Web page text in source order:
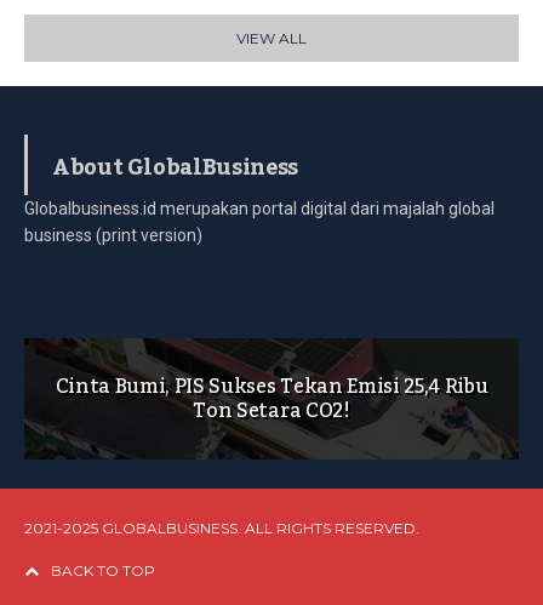
VIEW ALL
About GlobalBusiness
Globalbusiness.id merupakan portal digital dari majalah global
business (print version)
Cinta Bumi, PIS Sukses Tekan Emisi 25,4 Ribu
Ton Setara CO2!
2021-2025 GLOBALBUSINESS. ALL RIGHTS RESERVED.
BACK TO TOP